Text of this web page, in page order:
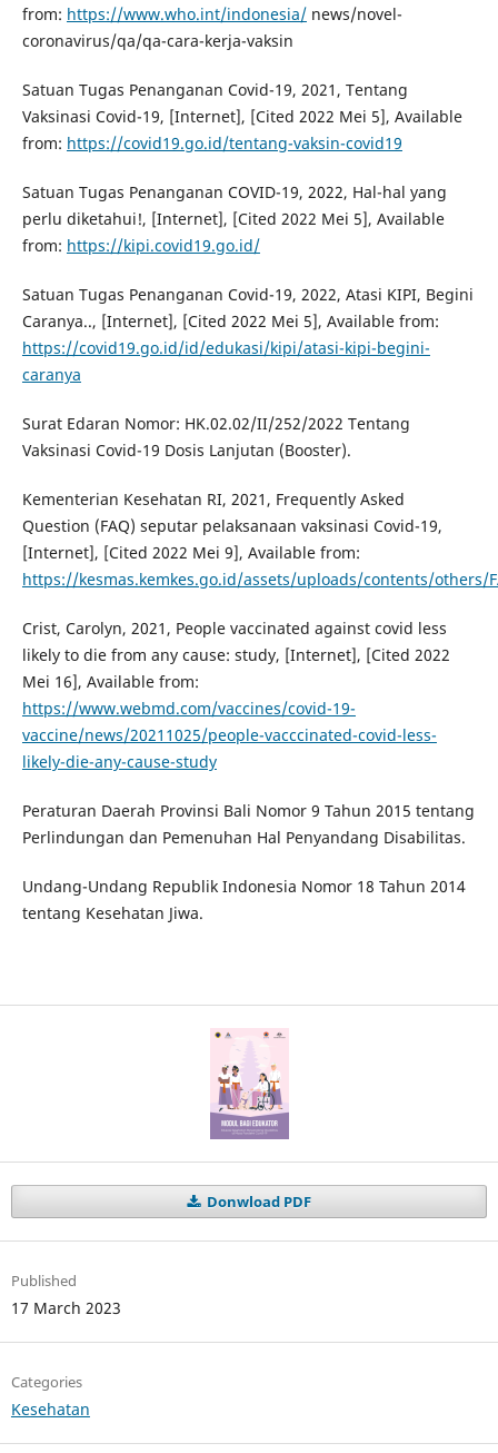
from: https://www.who.int/indonesia/news/novel-
coronavirus/qa/qa-cara-kerja-vaksin
Satuan Tugas Penanganan Covid-19, 2021, Tentang
Vaksinasi Covid-19, [Internet], [Cited 2022 Mei 5], Available
from: https://covid19.go.id/tentang-vaksin-covid19
Satuan Tugas Penanganan COVID-19, 2022, Hal-hal yang
perlu diketahui!, [Internet], [Cited 2022 Mei 5], Available
from: https://kipi.covid19.go.id/
Satuan Tugas Penanganan Covid-19, 2022, Atasi KIPI, Begini
Caranya.., [Internet], [Cited 2022 Mei 5], Available from:
https://covid19.go.id/id/edukasi/kipi/atasi-kipi-begini-
caranya
Surat Edaran Nomor: HK.02.02/II/252/2022 Tentang
Vaksinasi Covid-19 Dosis Lanjutan (Booster).
Kementerian Kesehatan RI, 2021, Frequently Asked
Question (FAQ) seputar pelaksanaan vaksinasi Covid-19,
[Internet], [Cited 2022 Mei 9], Available from:
https://kesmas.kemkes.go.id/assets/uploads/contents/others/
Crist, Carolyn, 2021, People vaccinated against covid less
likely to die from any cause: study, [Internet], [Cited 2022
Mei 16], Available from:
https://www.webmd.com/vaccines/covid-19-
vaccine/news/20211025/people-vacccinated-covid-less-
likely-die-any-cause-study
Peraturan Daerah Provinsi Bali Nomor 9 Tahun 2015 tentang
Perlindungan dan Pemenuhan Hal Penyandang Disabilitas.
Undang-Undang Republik Indonesia Nomor 18 Tahun 2014
tentang Kesehatan Jiwa.
Donwload PDF
Published
17 March 2023
Categories
Kesehatan